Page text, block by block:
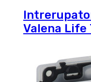
Valena Life